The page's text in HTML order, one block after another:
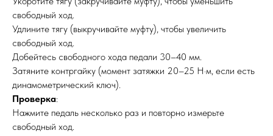
свободный ход.
Удлините тягу (выкручивайте муфту), чтобы увеличить
свободный ход.
Добейтесь свободного хода педали 30–40 мм.
Затяните контргайку (момент затяжки 20–25 Н·м, если есть
динамометрический ключ).
Проверка:
Нажмите педаль несколько раз и повторно измерьте
свободный ход.